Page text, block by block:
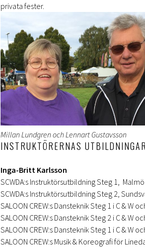
privata fester.
Millan Lundgren och Lennart Gustavsson
INSTRUKTÖRERNAS UTBILDNINGAR
Inga-Britt Karlsson
SCWDA:s Instruktörsutbildning Steg 1,
SCWDA:s Instruktörsutbildning Steg 2,
SALOON CREW:s Dansteknik Steg 1 i C &
SALOON CREW:s Dansteknik Steg 2 i C &
SALOON CREW:s Dansteknik Steg 1 i C &
SALOON CREW:s Musik & Koreografi för